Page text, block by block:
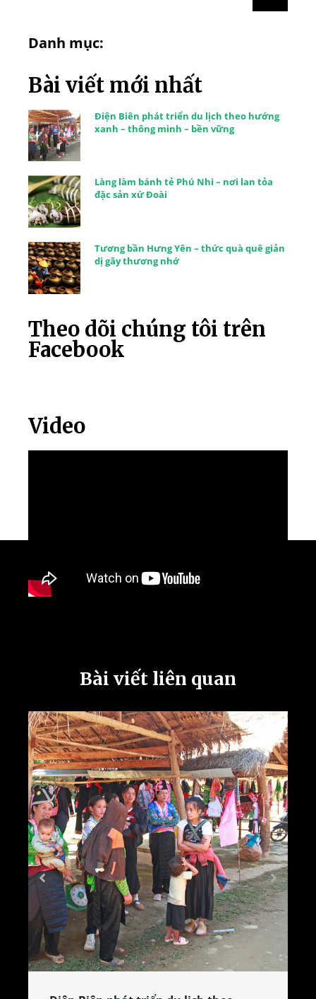
Danh mục:
Bài viết mới nhất
Điện Biên phát triển du lịch theo hướng
xanh – thông minh – bền vững
Làng làm bánh tẻ Phú Nhi – nơi lan tỏa
đặc sản xứ Đoài
Tương bần Hưng Yên – thức quà quê giản
dị gây thương nhớ
Theo dõi chúng tôi trên
Facebook
Video
Bài viết liên quan